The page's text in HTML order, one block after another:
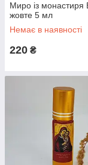
Миро із монастиря
жовте 5 мл
Немає в наявності
220 ₴